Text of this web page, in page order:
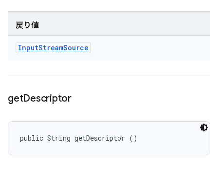
戻り値
InputStreamSource
getDescriptor
public String getDescriptor ()